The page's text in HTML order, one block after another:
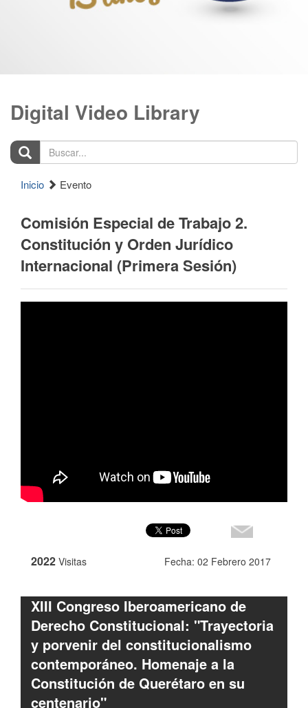
Digital Video Library
Buscar...
Inicio Evento
Comisión Especial de Trabajo 2.
Constitución y Orden Jurídico
Internacional (Primera Sesión)
2022 Visitas Fecha: 02 Febrero 2017
XIII Congreso Iberoamericano de
Derecho Constitucional: "Trayectoria
y porvenir del constitucionalismo
contemporáneo. Homenaje a la
Constitución de Querétaro en su
centenario"